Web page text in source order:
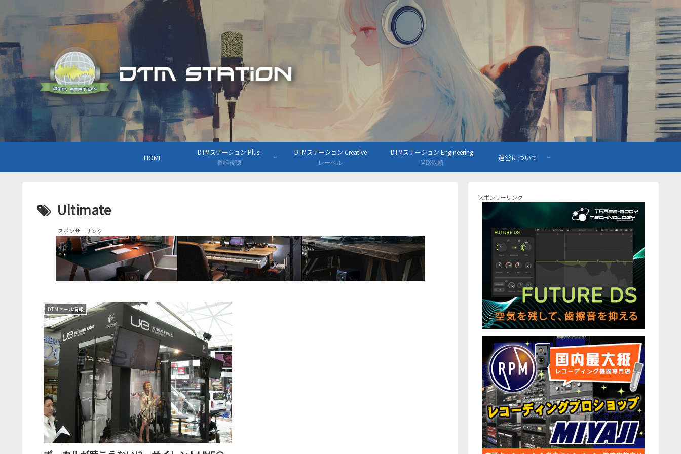
HOME
DTMステーション Plus!
番組視聴
DTMステーション Creative
レーベル
DTMステーション Engineering
MIX依頼
運営について
Ultimate
スポンサーリンク
DTMセール情報
スポンサーリンク